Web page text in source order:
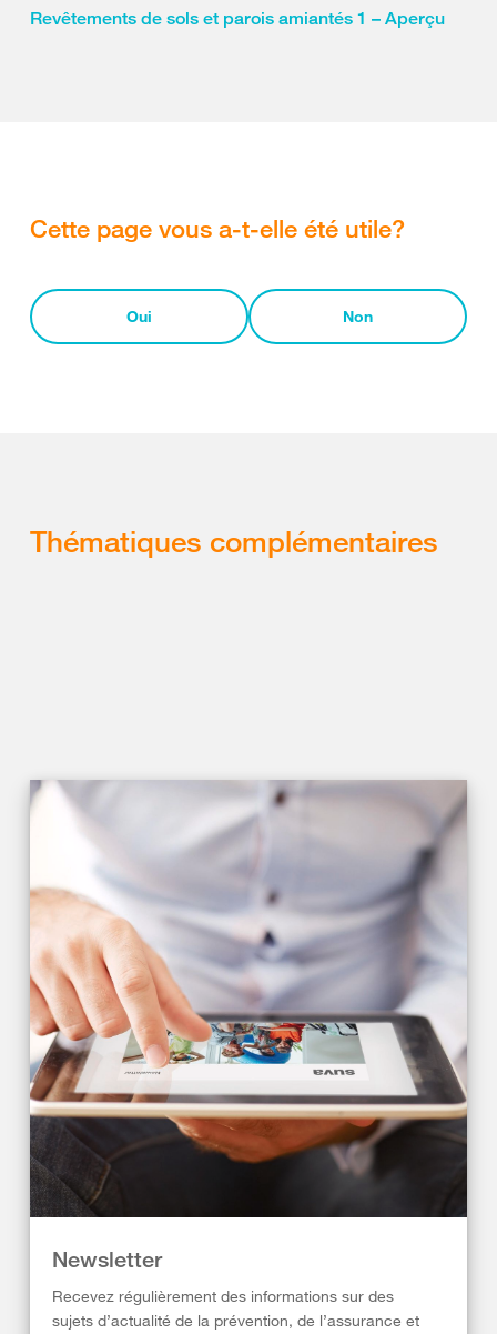
Revêtements de sols et parois amiantés 1 – Aperçu
Cette page vous a-t-elle été utile?
Oui Non
Thématiques complémentaires
Newsletter
Recevez régulièrement des informations sur des
sujets d’actualité de la prévention, de l’assurance et